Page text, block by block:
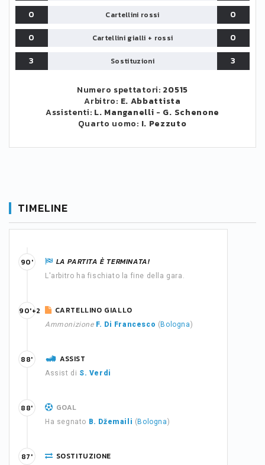
0
Cartellini rossi
0
0
Cartellini gialli + rossi
0
3
Sostituzioni 3
Numero spettatori: 20515
Arbitro: E. Abbattista
Assistenti: L. Manganelli - G. Schenone
Quarto uomo: I. Pezzuto
TIMELINE
LA PARTITA È TERMINATA!
L'arbitro ha fischiato la fine della gara.
90'
CARTELLINO GIALLO
Ammonizione F. Di Francesco ( Bologna)
90'+2
ASSIST
Assist di S. Verdi
88'
GOAL
Ha segnato B. Džemaili ( Bologna)
88'
SOSTITUZIONE
87'